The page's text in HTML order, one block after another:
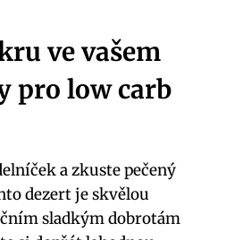
ve vašem
pro low carb
‌a zkuste pečený
dezert je skvělou
sladkým dobrotám